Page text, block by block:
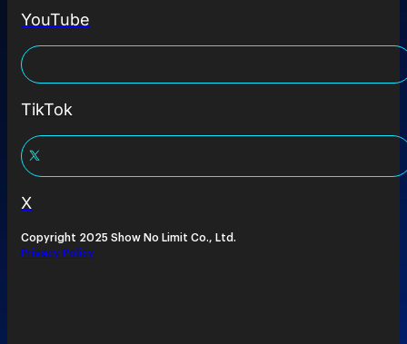
YouTube
TikTok
X
Copyright 2025 Show No Limit Co., Ltd.
Privacy Policy